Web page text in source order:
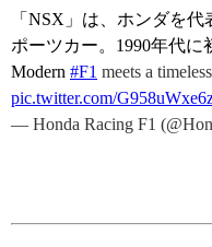
「NSX」は、ホンダを
ポーツカー。1990年代
Modern #F1 meets a
pic.twitter.com/
— Honda Racing F1